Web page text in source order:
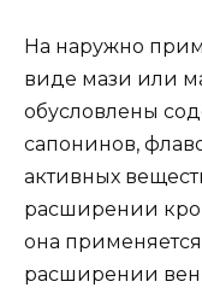
На наружно
виде мази или
обусловлены
сапонинов,
активных
расширении
она
расширении